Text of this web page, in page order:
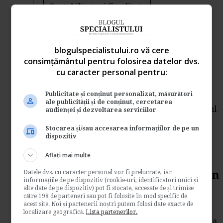
Contabilitate si fiscalitate
Citeste mai departe
Premierul Emil Boc
garanteaza Prima teapa
18/06/2009
deAna Maria Barbu
Executivul a luat ieri hotararea ca programul
Contabilitate si fiscalitate
→ Citeste mai departe
9 iulie: miting de amploare in
Bucuresti 16/06/2009
deGabriela Chirazof
blogulspecialistului.ro vă cere
consimțământul pentru folosirea datelor dvs.
cu caracter personal pentru:
Publicitate și conținut personalizat, măsurători
ale publicității și de conținut, cercetarea
audienței și dezvoltarea serviciilor
Stocarea și/sau accesarea informațiilor de pe un
dispozitiv
Aflați mai multe
Datele dvs. cu caracter personal vor fi prelucrate, iar
informațiile de pe dispozitiv (cookie-uri, identificatori unici și
alte date de pe dispozitiv) pot fi stocate, accesate de și trimise
către 198 de parteneri sau pot fi folosite în mod specific de
acest site. Noi și partenerii noștri putem folosi date exacte de
localizare geografică.Lista partenerilor.